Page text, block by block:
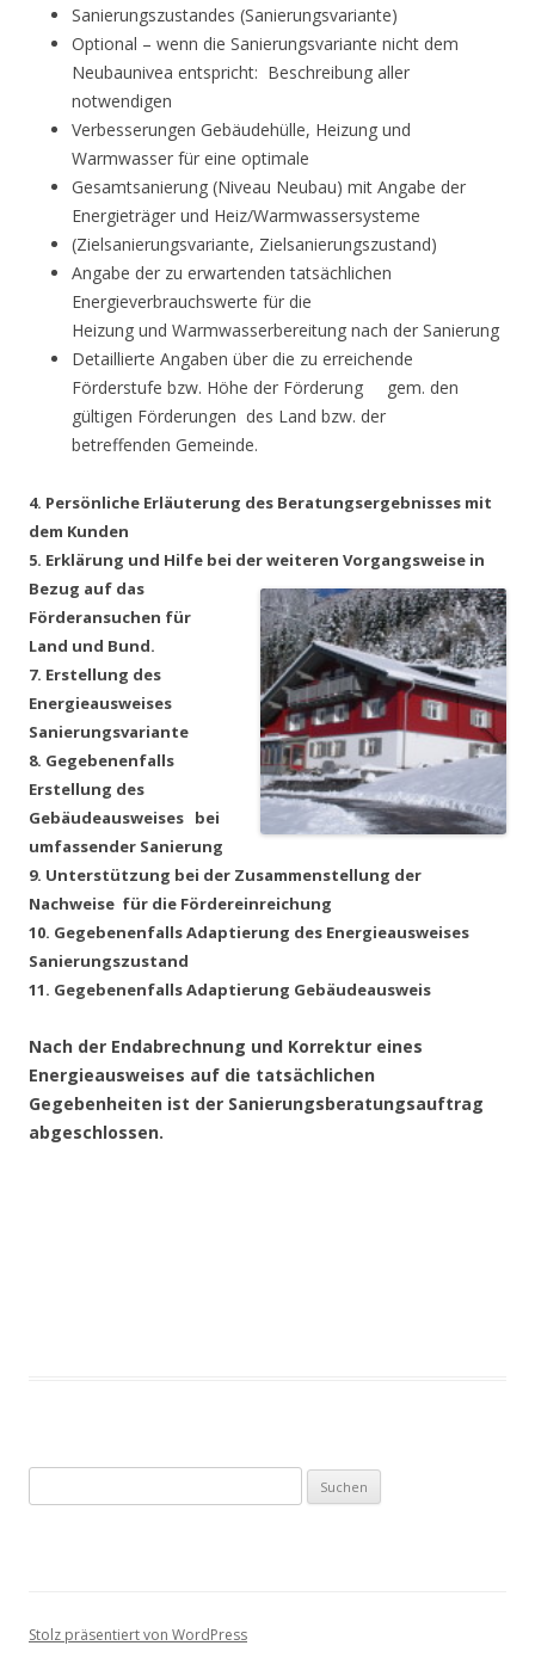
Sanierungszustandes (Sanierungsvariante)
Optional – wenn die Sanierungsvariante nicht dem
Neubaunivea entspricht: Beschreibung aller
notwendigen
Verbesserungen Gebäudehülle, Heizung und
Warmwasser für eine optimale
Gesamtsanierung (Niveau Neubau) mit Angabe der
Energieträger und Heiz/Warmwassersysteme
(Zielsanierungsvariante, Zielsanierungszustand)
Angabe der zu erwartenden tatsächlichen
Energieverbrauchswerte für die
Heizung und Warmwasserbereitung nach der Sanierung
Detaillierte Angaben über die zu erreichende
Förderstufe bzw. Höhe der Förderung gem. den
gültigen Förderungen des Land bzw. der
betreffenden Gemeinde.
4. Persönliche Erläuterung des Beratungsergebnisses mit
dem Kunden
5. Erklärung und Hilfe bei der weiteren Vorgangsweise in
Bezug auf das
Förderansuchen für
Land und Bund.
7. Erstellung des
Energieausweises
Sanierungsvariante
8. Gegebenenfalls
Erstellung des
Gebäudeausweises bei
umfassender Sanierung
9. Unterstützung bei der Zusammenstellung der
Nachweise für die Fördereinreichung
10. Gegebenenfalls Adaptierung des Energieausweises
Sanierungszustand
11. Gegebenenfalls Adaptierung Gebäudeausweis
Nach der Endabrechnung und Korrektur eines
Energieausweises auf die tatsächlichen
Gegebenheiten ist der Sanierungsberatungsauftrag
abgeschlossen.
u
n
Stolz präsentiert von WordPress